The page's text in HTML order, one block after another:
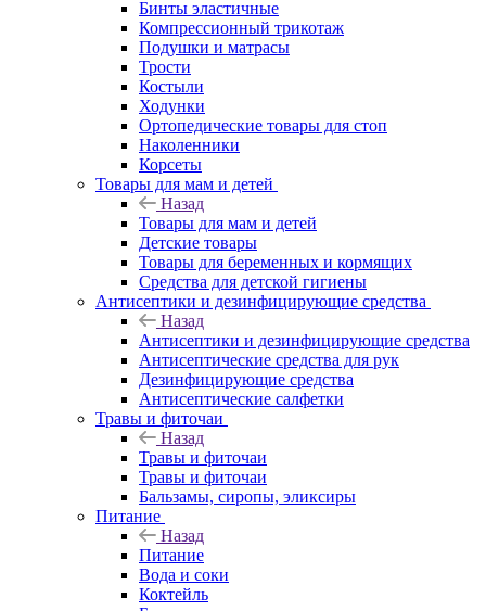
Бинты эластичные
Компрессионный трикотаж
Подушки и матрасы
Трости
Костыли
Ходунки
Ортопедические товары для стоп
Наколенники
Корсеты
Товары для мам и детей
Назад
Товары для мам и детей
Детские товары
Товары для беременных и кормящих
Средства для детской гигиены
Антисептики и дезинфицирующие средства
Назад
Антисептики и дезинфицирующие средства
Антисептические средства для рук
Дезинфицирующие средства
Антисептические салфетки
Травы и фиточаи
Назад
Травы и фиточаи
Травы и фиточаи
Бальзамы, сиропы, эликсиры
Питание
Назад
Питание
Вода и соки
Коктейль